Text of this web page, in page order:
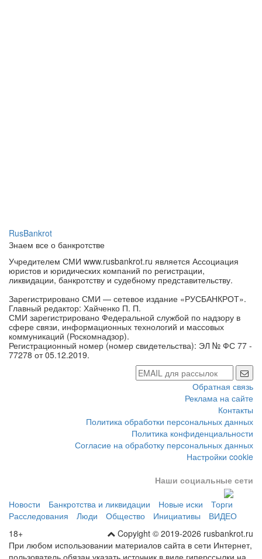
RusBankrot
Знаем все о банкротстве
Учредителем СМИ www.rusbankrot.ru является Ассоциация
юристов и юридических компаний по регистрации,
ликвидации, банкротству и судебному представительству.
Зарегистрировано СМИ — сетевое издание «РУСБАНКРОТ».
Главный редактор: Хайченко П. П.
СМИ зарегистрировано Федеральной службой по надзору в
сфере связи, информационных технологий и массовых
коммуникаций (Роскомнадзор).
Регистрационный номер (номер свидетельства): ЭЛ № ФС 77 -
77278 от 05.12.2019.
Обратная связь
Реклама на сайте
Контакты
Политика обработки персональных данных
Политика конфиденциальности
Согласие на обработку персональных данных
Настройки cookie
Наши социальные сети
Новости Банкротства и ликвидации Новые иски
Торги
Расследования
Люди Общество Инициативы
ВИДЕО
Copyight © 2019-2026 rusbankrot.ru
18+
При любом использовании материалов сайта в сети Интернет,
пользователь обязан указать источник в виде гиперссылки на